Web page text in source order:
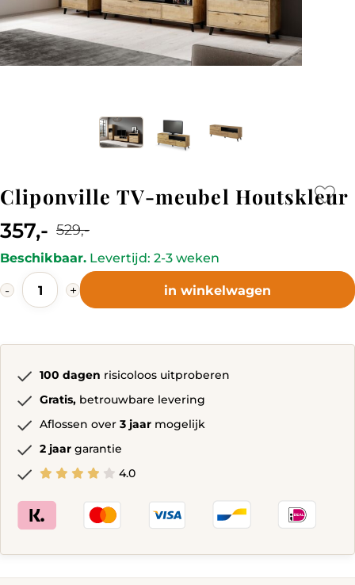
Cliponville TV-meubel Houtskleur
357,-
Current
price
is:
357,-.
529,-
Original
price
was:
529,-.
Beschikbaar. Levertijd: 2-3 weken
-
Cliponville
TV-
meubel
+ in winkelwagen
100 dagen risicoloos uitproberen
Gratis, betrouwbare levering
Aflossen over 3 jaar mogelijk
2 jaar garantie
4.0